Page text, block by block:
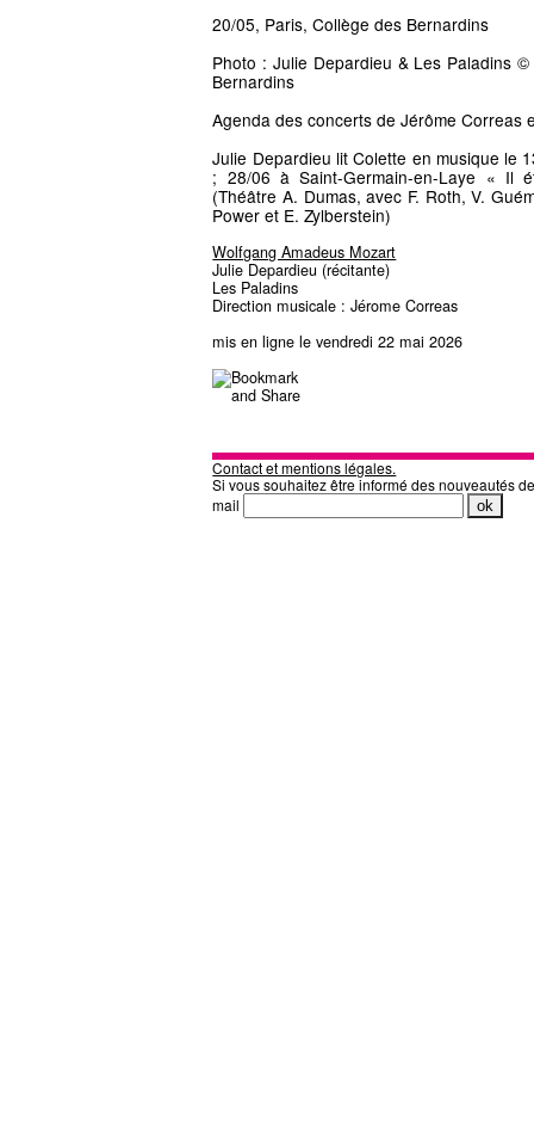
20/05, Paris, Collège des Bernardins
Photo : Julie Depardieu & Les Paladins ©
Bernardins
Agenda des concerts de Jérôme Correas
Julie Depardieu lit Colette en musique le
; 28/06 à Saint-Germain-en-Laye « Il
(Théâtre A. Dumas, avec F. Roth, V.
Power et E. Zylberstein)
Wolfgang Amadeus Mozart
Julie Depardieu (récitante)
Les Paladins
Direction musicale : Jérome Correas
mis en ligne le vendredi 22 mai 2026
Contact et mentions légales.
Si vous souhaitez être informé des nouveautés
mail